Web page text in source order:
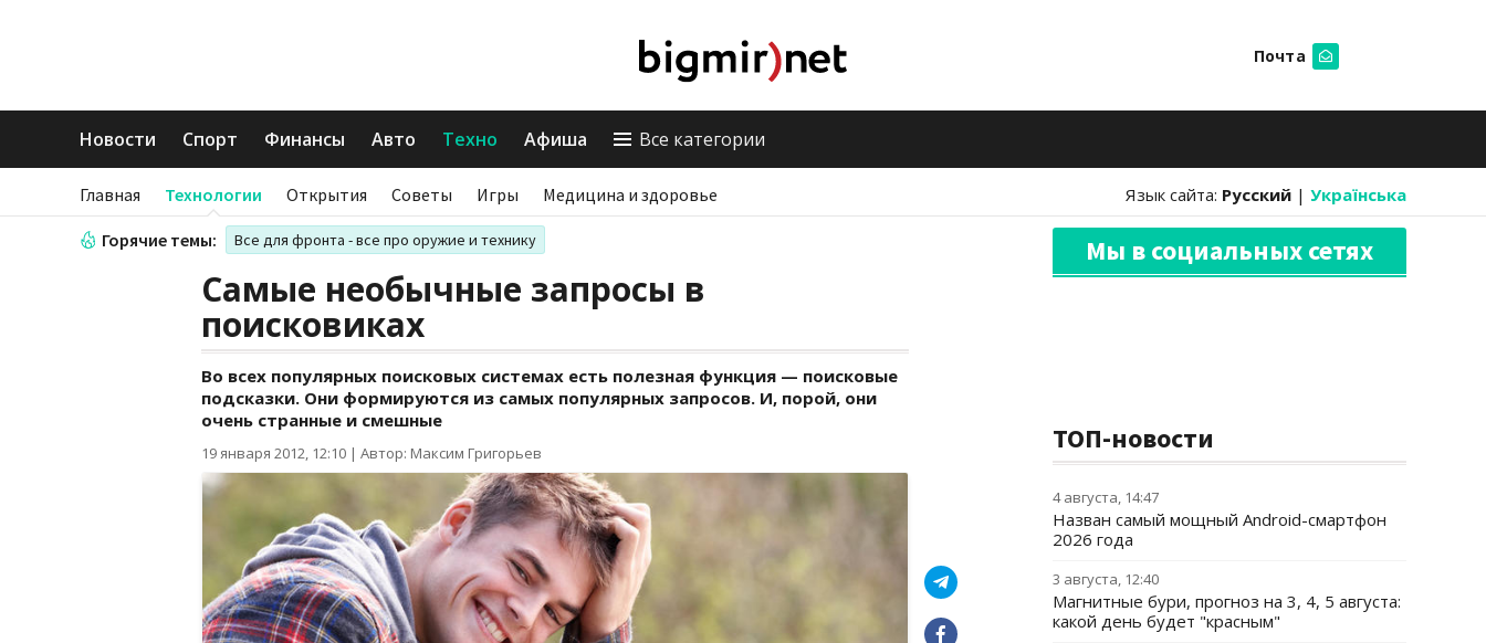
Почта
Новости Спорт Финансы Авто Техно Афиша Все категории
Главная Технологии Открытия Советы Игры Медицина и здоровье Язык сайта: Русский | Українська
Горячие темы: Все для фронта - все про оружие и технику
Самые необычные запросы в
поисковиках
Во всех популярных поисковых системах есть полезная функция — поисковые
подсказки. Они формируются из самых популярных запросов. И, порой, они
очень странные и смешные
19 января 2012, 12:10 | Автор: Максим Григорьев
Мы в социальных сетях
ТОП-новости
4 августа, 14:47
Назван самый мощный Android-смартфон
2026 года
3 августа, 12:40
Магнитные бури, прогноз на 3, 4, 5 августа:
какой день будет "красным"